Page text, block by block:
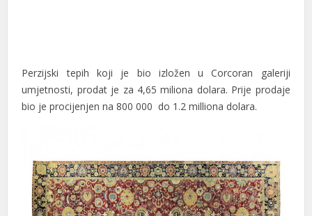
panel
panel
panel
panel
panel
Perzijski tepih koji je bio izložen u Corcoran galeriji
umjetnosti, prodat je za 4,65 miliona dolara. Prije prodaje
bio je procijenjen na 800 000 do 1.2 milliona dolara.